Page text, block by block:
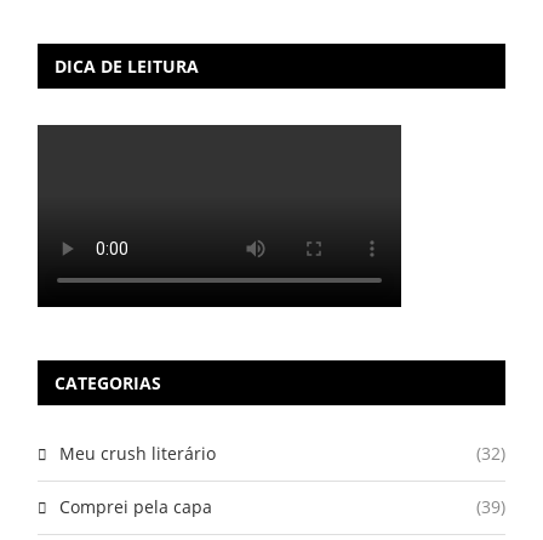
DICA DE LEITURA
CATEGORIAS
Meu crush literário (32)
Comprei pela capa (39)